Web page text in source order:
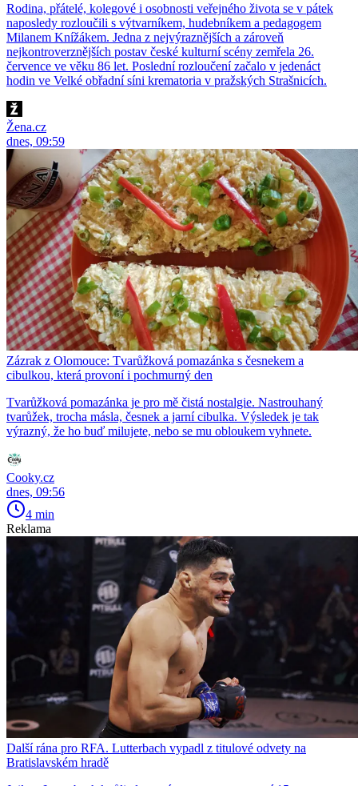
Rodina, přátelé, kolegové i osobnosti veřejného života se v pátek
naposledy rozloučili s výtvarníkem, hudebníkem a pedagogem
Milanem Knížákem. Jedna z nejvýraznějších a zároveň
nejkontroverznějších postav české kulturní scény zemřela 26.
července ve věku 86 let. Poslední rozloučení začalo v jedenáct
hodin ve Velké obřadní síni krematoria v pražských Strašnicích.
Žena.cz
dnes, 09:59
Zázrak z Olomouce: Tvarůžková pomazánka s česnekem a
cibulkou, která provoní i pochmurný den
Tvarůžková pomazánka je pro mě čistá nostalgie. Nastrouhaný
tvarůžek, trocha másla, česnek a jarní cibulka. Výsledek je tak
výrazný, že ho buď milujete, nebo se mu obloukem vyhnete.
Cooky.cz
dnes, 09:56
4 min
Reklama
Další rána pro RFA. Lutterbach vypadl z titulové odvety na
Bratislavském hradě